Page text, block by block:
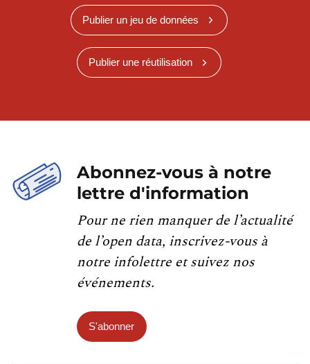
Publier un jeu de données
Publier une réutilisation
Abonnez-vous à notre
lettre d'information
Pour ne rien manquer de l’actualité
de l’open data, inscrivez-vous à
notre infolettre et suivez nos
événements.
S'abonner